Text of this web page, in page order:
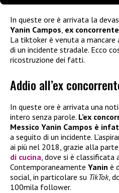
In queste ore è arrivata la
Yanin Campos ex
La tiktoker è venuta a mancare
di un incidente stradale. Ecco
ricostruzione dei fatti.
Addio all’ex
In queste ore è arrivata una
intero senza parole. L’ex
Messico Yanin Campos è
a seguito di un incidente.
ai più nel 2018, grazie alla
di cucina, dove si è classificata
Contemporaneamente Yanin è
social, in particolare su TikTok,
100mila follower.